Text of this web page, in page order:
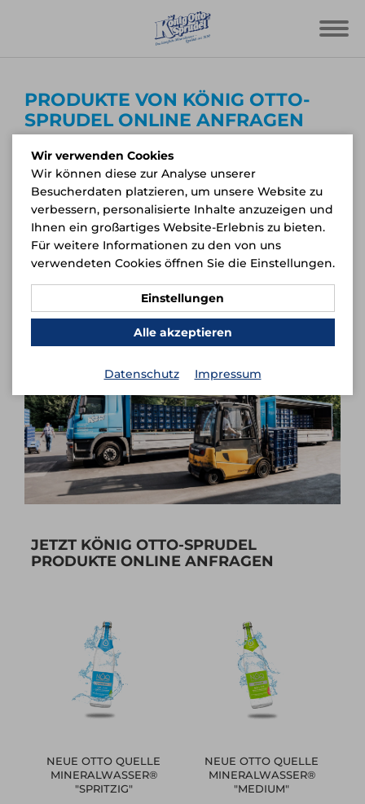
PRODUKTE VON KÖNIG OTTO-
SPRUDEL ONLINE ANFRAGEN
Der Online-Service bringt Ihre Lieblingsgetränke
direkt nach Hause. Fragen Sie dafür einfach die
gewünschten Mengen bei uns an. Daraufhin
erhalten Sie von uns
eine Mail mit weiteren
Informationen . Nach vollständigem
Zahlungseingang bei uns senden wir Ihnen die
gewünschte Ware mit einer
zertifizierten
Jetzt anfragen
JETZT KÖNIG OTTO-SPRUDEL
PRODUKTE ONLINE ANFRAGEN
NEUE OTTO QUELLE
MINERALWASSER®
"SPRITZIG"
NEUE OTTO QUELLE
MINERALWASSER®
"MEDIUM"
Wir verwenden Cookies
Wir können diese zur Analyse unserer
Besucherdaten platzieren, um unsere Website zu
verbessern, personalisierte Inhalte anzuzeigen und
Ihnen ein großartiges Website-Erlebnis zu bieten.
Für weitere Informationen zu den von uns
verwendeten Cookies öffnen Sie die Einstellungen.
Einstellungen
Alle akzeptieren
Datenschutz Impressum